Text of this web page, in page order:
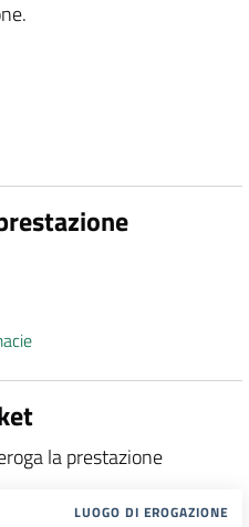
la prestazione
LUOGO DI EROGAZIONE